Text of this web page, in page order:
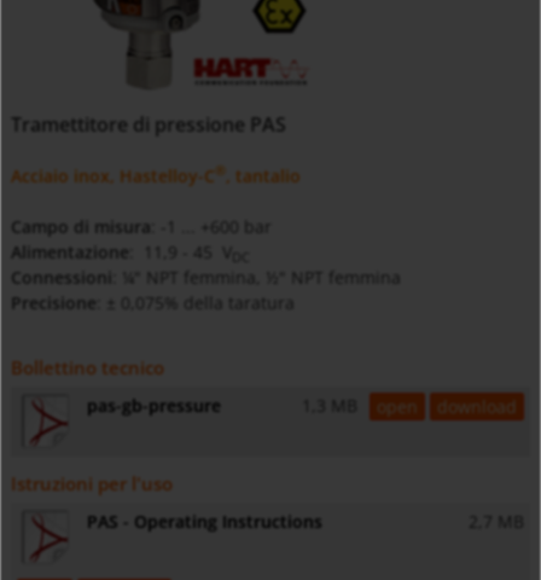
Tramettitore di pressione PAS
Acciaio inox, Hastelloy-C , tantalio
Campo di misura : -1 ... +600 bar
Alimentazione : 11,9 - 45 V
Connessioni
: ¼" NPT femmina, ½" NPT femmina
Precisione : ± 0,075% della taratura
Bollettino tecnico
pas-gb-pressure open download
Istruzioni per l'uso
PAS - Operating Instructions 2,7 MB